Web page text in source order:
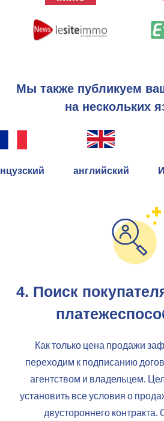
Мы также публикуем
на нескольких
английский
4. Поиск
Как только цена продажи
переходим к подписанию
агентством и владельцем.
установить все условия о
двустороннего контракта.